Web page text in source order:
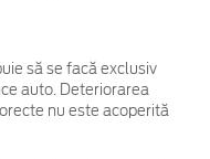
să se facă exclusiv
auto. Deteriorarea
nu este acoperită